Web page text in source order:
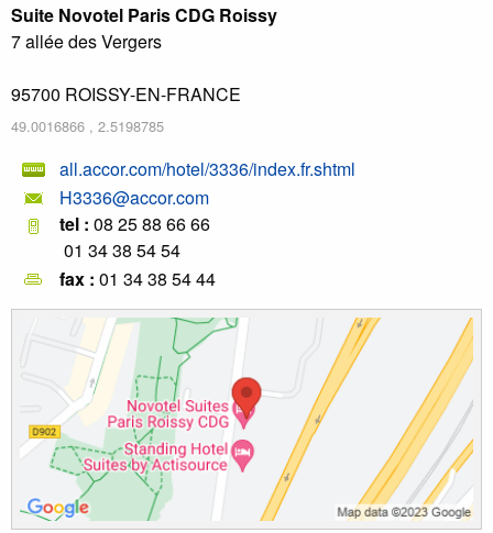
Suite Novotel Paris CDG Roissy
7 allée des Vergers
95700 ROISSY-EN-FRANCE
49.0016866 , 2.5198785
all.accor.com/hotel/3336/index.fr.shtml
H3336@accor.com
tel : 08 25 88 66 66
01 34 38 54 54
fax : 01 34 38 54 44